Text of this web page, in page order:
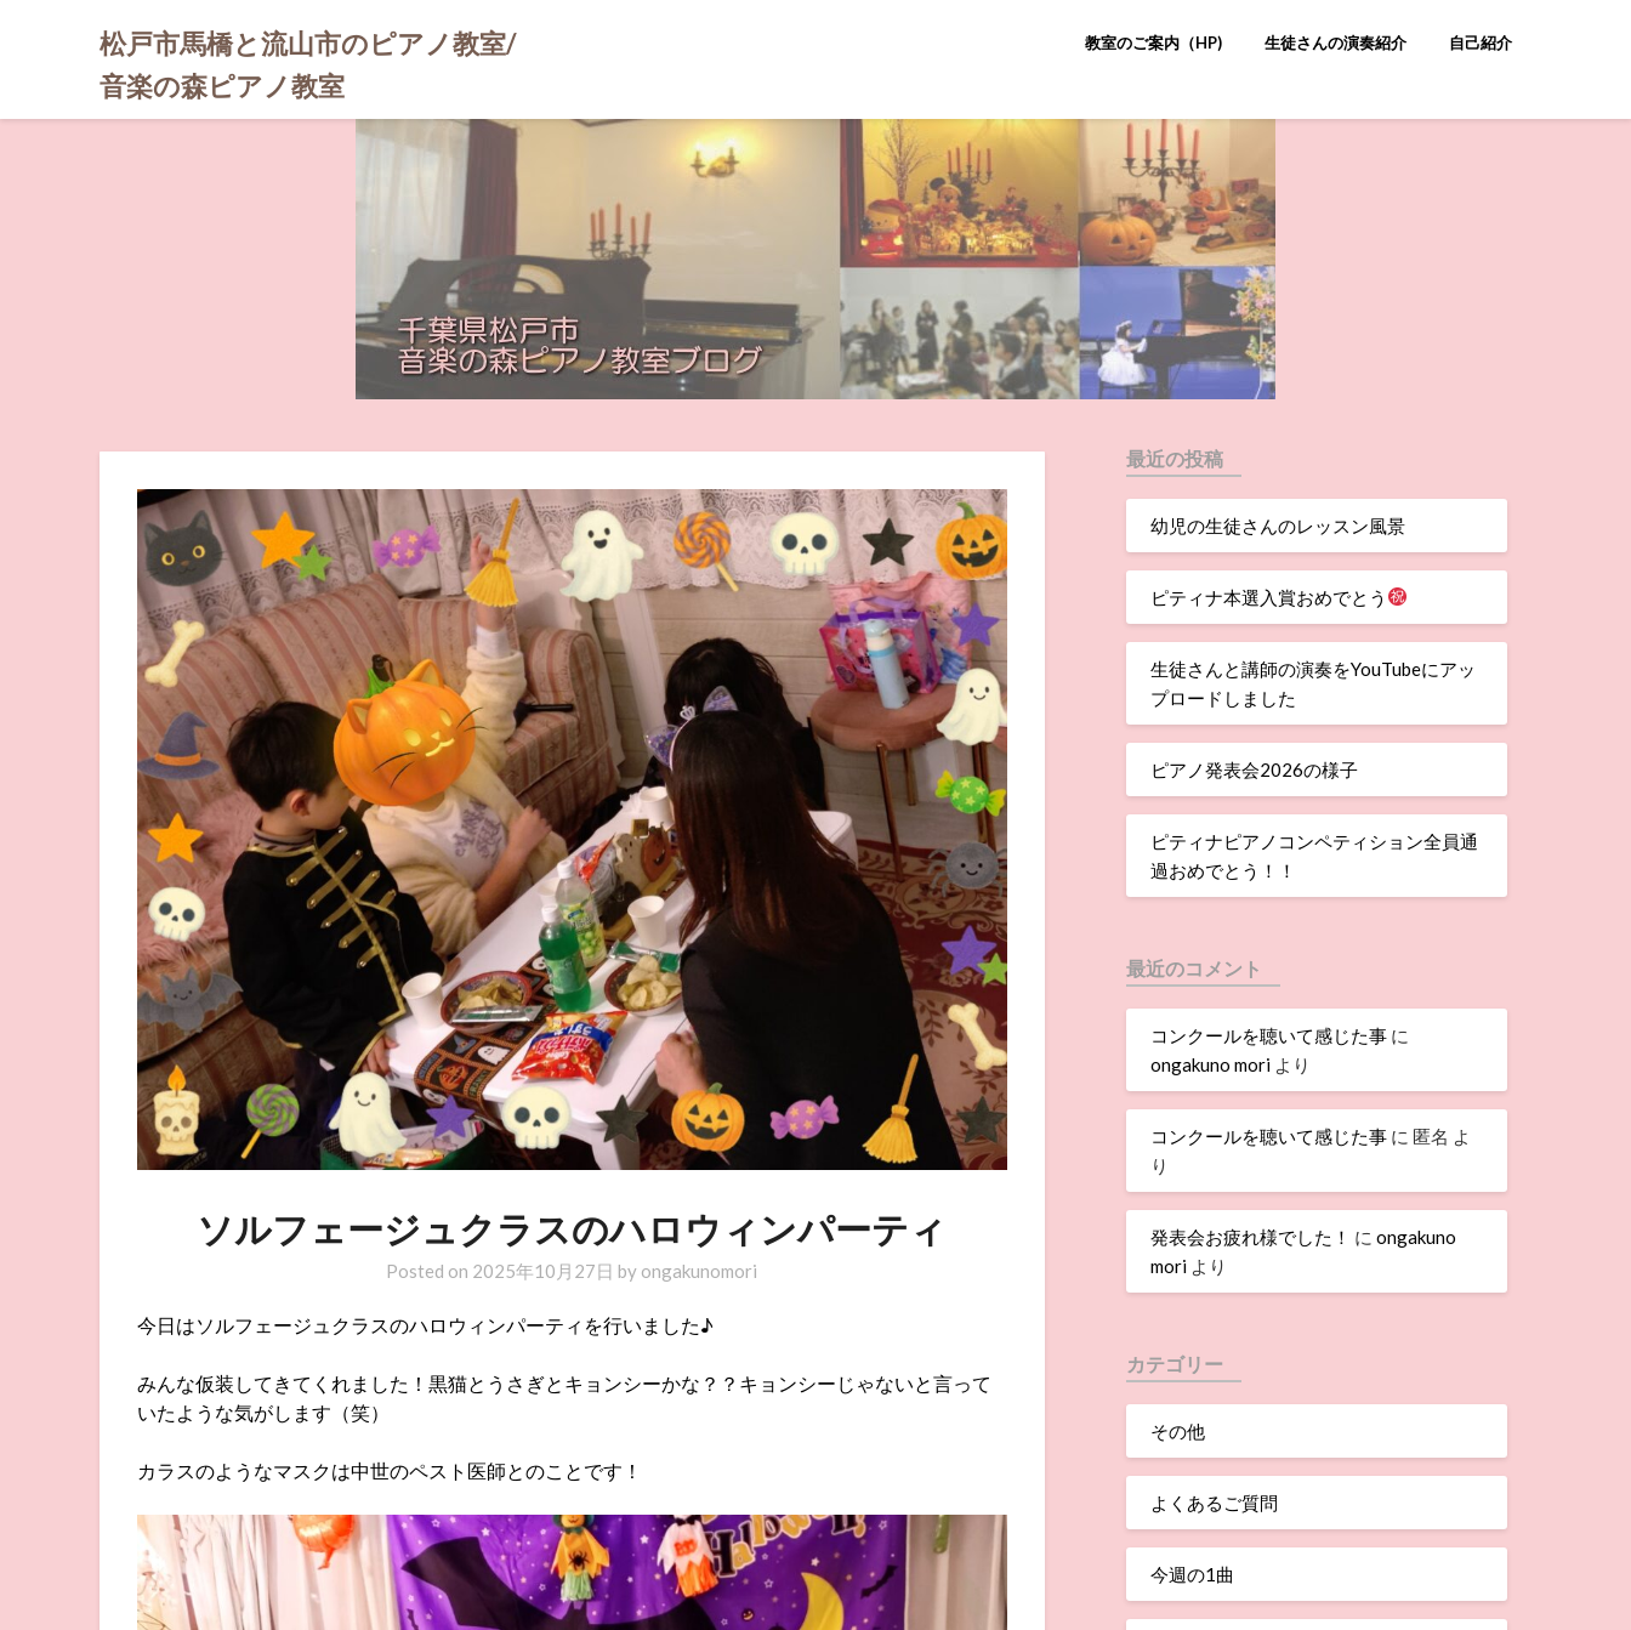
松戸市馬橋と流山市のピアノ教室/
音楽の森ピアノ教室
教室のご案内（HP) 生徒さんの演奏紹介 自己紹介
ソルフェージュクラスのハロウィンパーティ
Posted on 2025年10月27日 by ongakunomori
今日はソルフェージュクラスのハロウィンパーティを行いました♪
みんな仮装してきてくれました！黒猫とうさぎとキョンシーかな？？キョンシーじゃないと言って
いたような気がします（笑）
カラスのようなマスクは中世のペスト医師とのことです！
最近の投稿
幼児の生徒さんのレッスン風景
ピティナ本選入賞おめでとう
生徒さんと講師の演奏をYouTubeにアッ
プロードしました
ピアノ発表会2026の様子
ピティナピアノコンペティション全員通
過おめでとう！！
最近のコメント
コンクールを聴いて感じた事に
ongakuno moriより
コンクールを聴いて感じた事に 匿名 よ
り
発表会お疲れ様でした！ に ongakuno
moriより
カテゴリー
その他
よくあるご質問
今週の1曲